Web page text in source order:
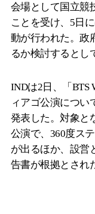
会場として国立競
ことを受け、5日
動が行われた。政
るか検討するとし
INDは2日、「BTS
ィアゴ公演につい
発表した。対象と
公演で、360度ス
が出るほか、設営
告書が根拠とされ